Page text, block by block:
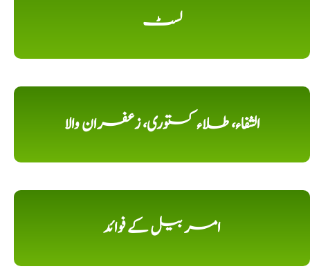
لسٹ
الشفاء، طلاء کستوری، زعفران والا
امر بیل کے فوائد